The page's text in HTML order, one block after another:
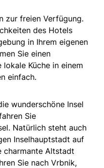
zur freien Verfügung.
des Hotels
in Ihrem eigenen
Sie einen
Küche in einem
einfach.
wunderschöne Insel
Sie
Natürlich steht auch
Inselhauptstadt auf
charmante Altstadt
Sie nach Vrbnik,